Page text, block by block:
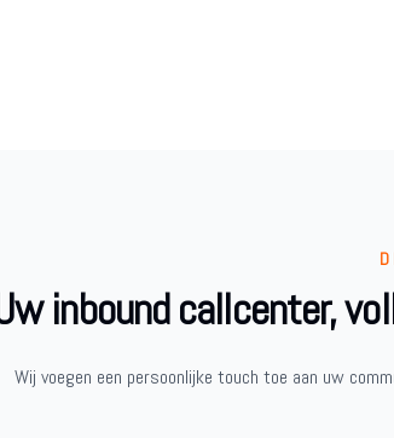
inbound callcenter,
Wij voegen een persoonlijke touch toe aan uw